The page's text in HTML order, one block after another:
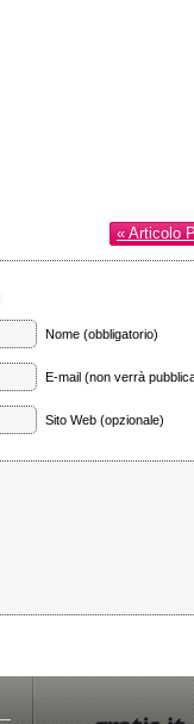
« Articolo
Nome (obbligatorio)
E-mail (non verrà
Sito Web (opzionale)